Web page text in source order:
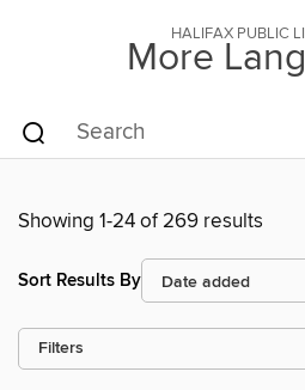
HALIFAX PUBLIC
More
Showing 1-24 of 269 results
Sort Results By
Filters